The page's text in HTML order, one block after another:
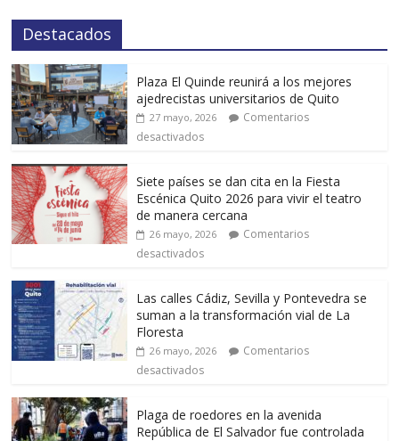
Destacados
Plaza El Quinde reunirá a los mejores
ajedrecistas universitarios de Quito
27 mayo, 2026
Comentarios
desactivados
Siete países se dan cita en la Fiesta
Escénica Quito 2026 para vivir el teatro
de manera cercana
26 mayo, 2026
Comentarios
desactivados
Las calles Cádiz, Sevilla y Pontevedra se
suman a la transformación vial de La
Floresta
26 mayo, 2026
Comentarios
desactivados
Plaga de roedores en la avenida
República de El Salvador fue controlada